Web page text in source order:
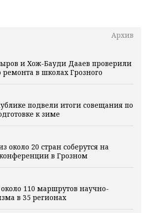
Архив
и Хож-Бауди Дааев проверили
ремонта в школах Грозного
подвели итоги совещания по
к зиме
около 20 стран соберутся на
в Грозном
110 маршрутов научно-
в 35 регионах